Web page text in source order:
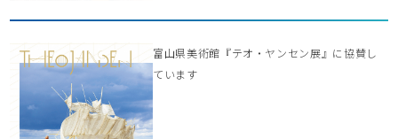
富山県美術館『テオ・ヤンセン展』に協賛し
ています